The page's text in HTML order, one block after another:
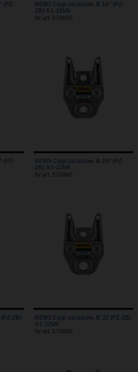
(PZ-
REMS Cęgi zaciskow. B 16* (PZ-
2B) A1-32kN
Nr art. 570850
(PZ-
REMS Cęgi zaciskow. B 20* (PZ-
2B) A1-32kN
Nr art. 570860
2B)
REMS Cęgi zaciskow. B 32 (PZ-2B)
A1-32kN
Nr art. 570880